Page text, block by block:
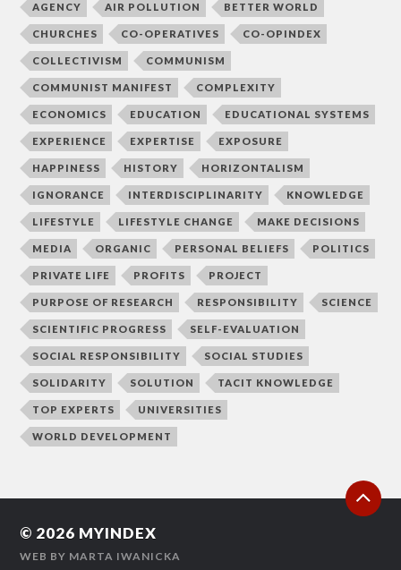
AGENCY AIR POLLUTION BETTER WORLD
CHURCHES CO-OPERATIVES CO-OPINDEX
COLLECTIVISM COMMUNISM
COMMUNIST MANIFEST COMPLEXITY
ECONOMICS EDUCATION EDUCATIONAL SYSTEMS
EXPERIENCE EXPERTISE EXPOSURE
HAPPINESS HISTORY HORIZONTALISM
IGNORANCE INTERDISCIPLINARITY KNOWLEDGE
LIFESTYLE LIFESTYLE CHANGE MAKE DECISIONS
MEDIA ORGANIC PERSONAL BELIEFS POLITICS
PRIVATE LIFE PROFITS PROJECT
PURPOSE OF RESEARCH RESPONSIBILITY SCIENCE
SCIENTIFIC PROGRESS SELF-EVALUATION
SOCIAL RESPONSIBILITY SOCIAL STUDIES
SOLIDARITY SOLUTION TACIT KNOWLEDGE
TOP EXPERTS UNIVERSITIES
WORLD DEVELOPMENT
© 2026 MYINDEX
WEB BY MARTA IWANICKA